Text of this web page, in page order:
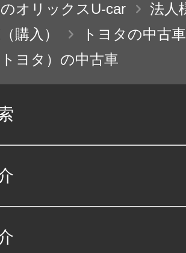
オリックスU-car
法人
購入）
トヨタの中古車
ヨタ）の中古車